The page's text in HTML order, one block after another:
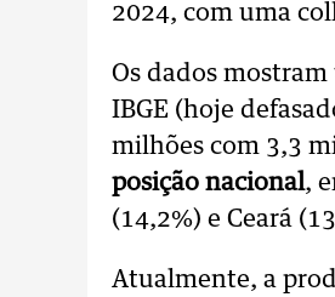
2024, com uma
Os dados
IBGE (hoje
milhões com 3,3
posição nacional,
(14,2%) e Ceará
Atualmente, a